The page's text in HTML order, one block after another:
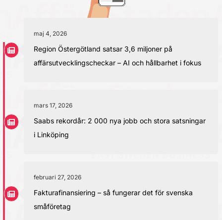
maj 4, 2026
Region Östergötland satsar 3,6 miljoner på
affärsutvecklingscheckar – AI och hållbarhet i fokus
mars 17, 2026
Saabs rekordår: 2 000 nya jobb och stora satsningar
i Linköping
februari 27, 2026
Fakturafinansiering – så fungerar det för svenska
småföretag